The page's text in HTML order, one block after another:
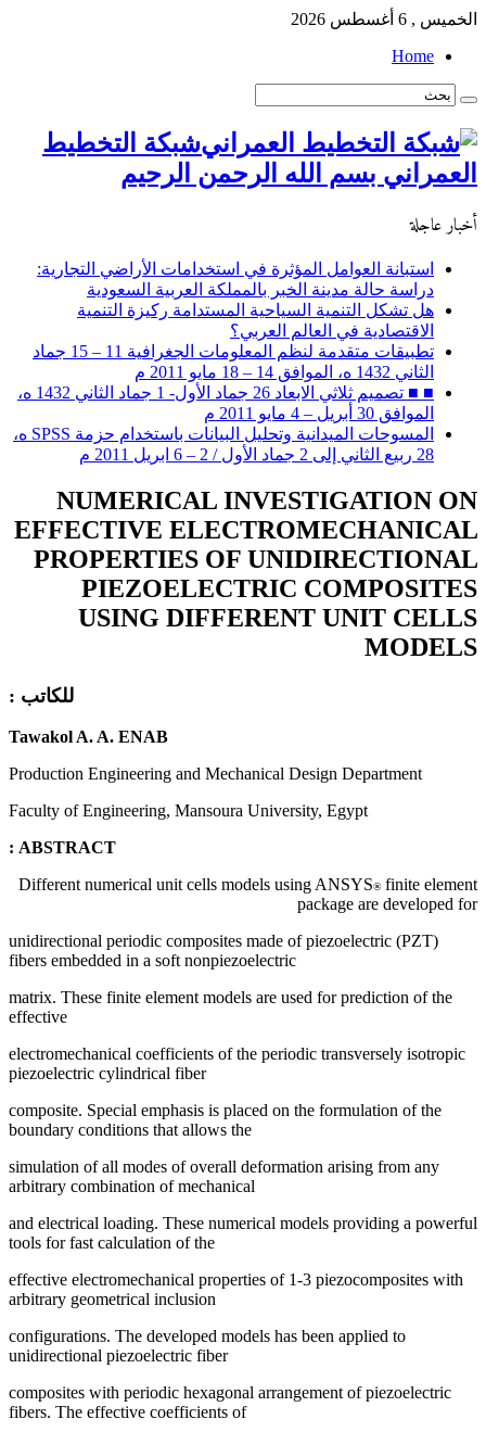
الخميس , 6 أغسطس 2026
Home
شبكة التخطيط
العمراني بسم الله الرحمن الرحيم
أخبار عاجلة
استبانة العوامل المؤثرة في استخدامات الأراضي التجارية:
دراسة حالة مدينة الخبر بالمملكة العربية السعودية
هل تشكل التنمية السياحية المستدامة ركيزة التنمية
الاقتصادية في العالم العربي؟
تطبيقات متقدمة لنظم المعلومات الجغرافية 11 – 15 جماد
الثاني 1432 ه، الموافق 14 – 18 مايو 2011 م
■ ■ تصميم ثلاثي الابعاد 26 جماد الأول- 1 جماد الثاني 1432 ه،
الموافق 30 أبريل – 4 مايو 2011 م
المسوحات الميدانية وتحليل البيانات باستخدام حزمة SPSS ه،
28 ربيع الثاني إلى 2 جماد الأول / 2 – 6 ابريل 2011 م
NUMERICAL INVESTIGATION ON
EFFECTIVE ELECTROMECHANICAL
PROPERTIES OF UNIDIRECTIONAL
PIEZOELECTRIC COMPOSITES
USING DIFFERENT UNIT CELLS
MODELS
للكاتب :
Tawakol A. A. ENAB
Production Engineering and Mechanical Design Department
Faculty of Engineering, Mansoura University, Egypt
ABSTRACT :
Different numerical unit cells models using ANSYS® finite element
package are developed for
unidirectional periodic composites made of piezoelectric (PZT)
fibers embedded in a soft nonpiezoelectric
matrix. These finite element models are used for prediction of the
effective
electromechanical coefficients of the periodic transversely isotropic
piezoelectric cylindrical fiber
composite. Special emphasis is placed on the formulation of the
boundary conditions that allows the
simulation of all modes of overall deformation arising from any
arbitrary combination of mechanical
and electrical loading. These numerical models providing a powerful
tools for fast calculation of the
effective electromechanical properties of 1-3 piezocomposites with
arbitrary geometrical inclusion
configurations. The developed models has been applied to
unidirectional piezoelectric fiber
composites with periodic hexagonal arrangement of piezoelectric
fibers. The effective coefficients of